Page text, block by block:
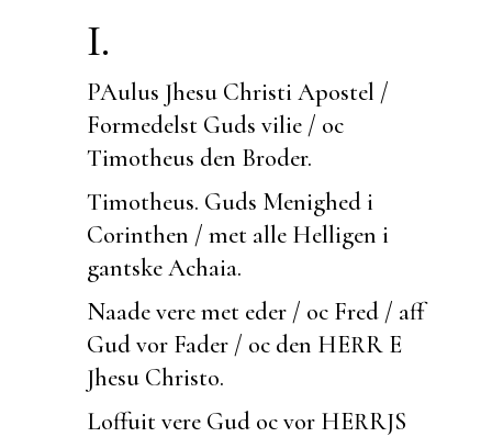
I.
PAulus Jhesu Christi Apostel /
Formedelst Guds vilie / oc
Timotheus den Broder.
Timotheus. Guds Menighed i
Corinthen / met alle Helligen i
gantske Achaia.
Naade vere met eder / oc Fred / aff
Gud vor Fader / oc den HERR E
Jhesu Christo.
Loffuit vere Gud oc vor HERRJS